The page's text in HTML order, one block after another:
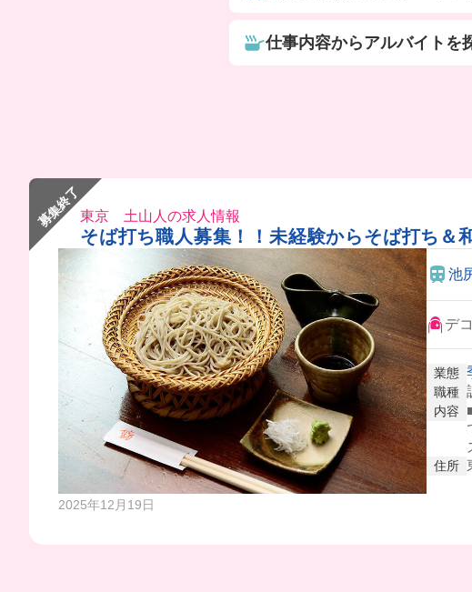
仕事内容からアルバイトを
募集終了東京 土山人の求人情報
そば打ち職人募集！！未経験からそば打ち＆
池
デ
業態
職種
内容
住所
2025年12月19日